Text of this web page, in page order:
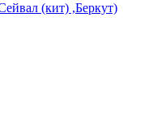
(кит) ,Беркут)